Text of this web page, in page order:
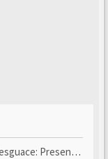
y seguimiento